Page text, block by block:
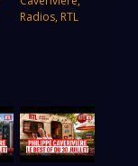
Radios, RTL